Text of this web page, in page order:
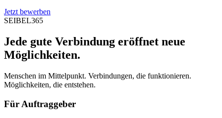
Jetzt bewerben
SEIBEL365
Jede gute Verbindung eröffnet neue
Möglichkeiten.
Menschen im Mittelpunkt. Verbindungen, die funktionieren.
Möglichkeiten, die entstehen.
Für Auftraggeber